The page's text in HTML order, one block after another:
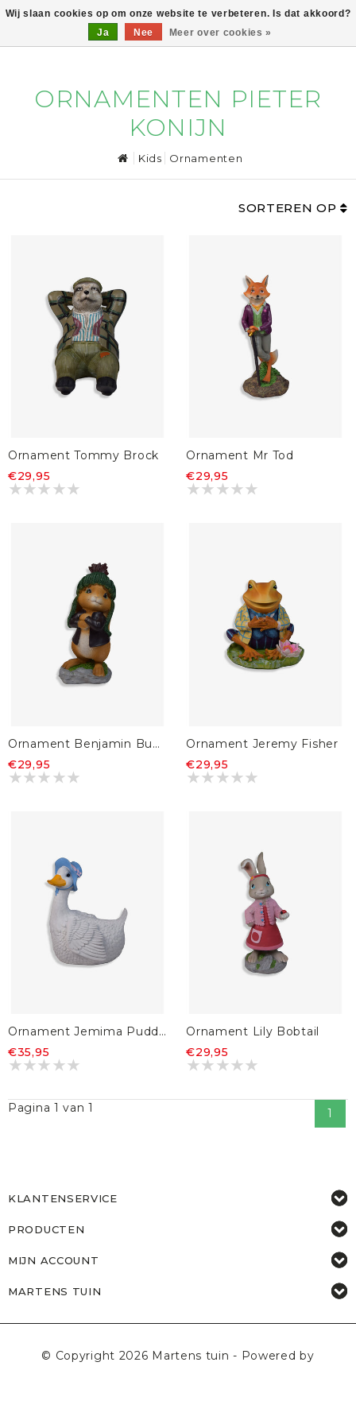
0
ORNAMENTEN PIETER
KONIJN
Kids Ornamenten
SORTEREN OP
Ornament Tommy Brock
€29,95
Ornament Mr Tod
€29,95
Ornament Benjamin Bunny
€29,95
Ornament Jeremy Fisher
€29,95
Ornament Jemima Puddle Duck
€35,95
Ornament Lily Bobtail
€29,95
Pagina 1 van 1 1
KLANTENSERVICE
PRODUCTEN
MIJN ACCOUNT
MARTENS TUIN
© Copyright 2026 Martens tuin - Powered by
Wij slaan cookies op om onze website te verbeteren. Is dat akkoord?
Ja
Nee Meer over cookies »